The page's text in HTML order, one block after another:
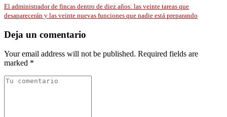
El administrador de fincas dentro de diez años: las veinte tareas que
desaparecerán y las veinte nuevas funciones que nadie está preparando
Deja un comentario
Your email address will not be published. Required fields are
marked *